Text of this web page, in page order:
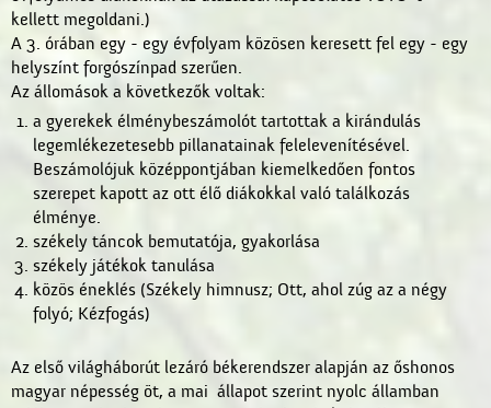
kellett megoldani.)
A 3. órában egy - egy évfolyam közösen keresett fel egy - egy
helyszínt forgószínpad szerűen.
Az állomások a következők voltak:
a gyerekek élménybeszámolót tartottak a kirándulás
legemlékezetesebb pillanatainak felelevenítésével.
Beszámolójuk középpontjában kiemelkedően fontos
szerepet kapott az ott élő diákokkal való találkozás
élménye.
székely táncok bemutatója, gyakorlása
székely játékok tanulása
közös éneklés (Székely himnusz; Ott, ahol zúg az a négy
folyó; Kézfogás)
Az első világháborút lezáró békerendszer alapján az őshonos
magyar népesség öt, a mai állapot szerint nyolc államban